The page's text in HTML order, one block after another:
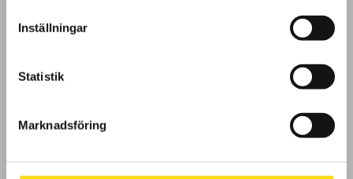
Inställningar
Statistik
Marknadsföring